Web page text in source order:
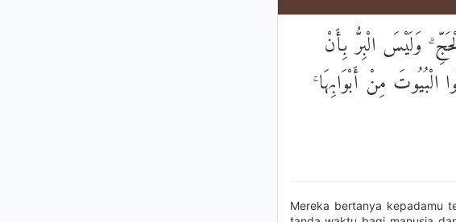
وَلَيْسَ الْبِرُّ بِأَنْ
الْبُيُوتَ مِنْ أَبْوَابِهَا
Mereka bertanya kepadamu